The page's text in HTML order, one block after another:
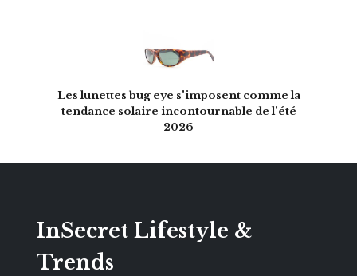
Les lunettes bug eye s'imposent comme la
tendance solaire incontournable de l'été
2026
InSecret Lifestyle &
Trends